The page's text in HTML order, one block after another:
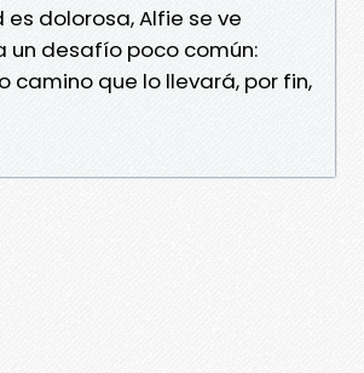
dolorosa, Alfie se ve
un desafío poco común:
camino que lo llevará, por fin,